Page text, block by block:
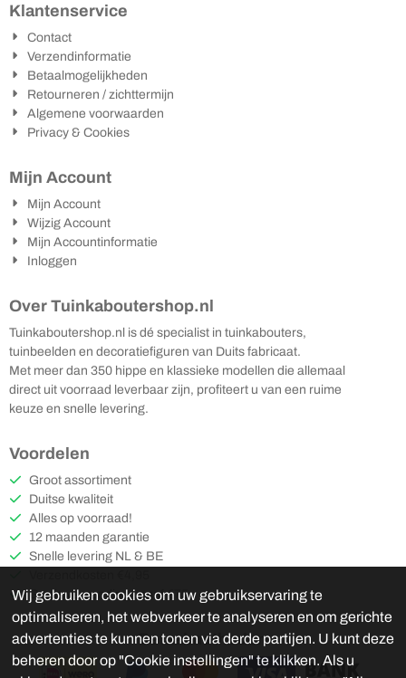
Klantenservice
Contact
Verzendinformatie
Betaalmogelijkheden
Retourneren / zichttermijn
Algemene voorwaarden
Privacy & Cookies
Mijn Account
Mijn Account
Wijzig Account
Mijn Accountinformatie
Inloggen
Over Tuinkaboutershop.nl
Tuinkaboutershop.nl is dé specialist in tuinkabouters,
tuinbeelden en decoratiefiguren van Duits fabricaat.
Met meer dan 350 hippe en klassieke modellen die allemaal
direct uit voorraad leverbaar zijn, profiteert u van een ruime
keuze en snelle levering.
Voordelen
Groot assortiment
Duitse kwaliteit
Alles op voorraad!
12 maanden garantie
Snelle levering NL & BE
Gratis verzending vanaf €75
Betaalmethoden
Wij gebruiken cookies om uw gebruikservaring te
optimaliseren, het webverkeer te analyseren en om gerichte
advertenties te kunnen tonen via derde partijen. U kunt deze
beheren door op "Cookie instellingen" te klikken. Als u